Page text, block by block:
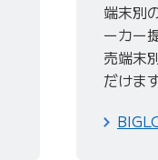
端末別
ーカー
売端末
だけま